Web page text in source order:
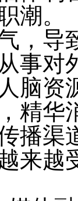
潮。
，导
事对
脑资
精华
播渠
来越